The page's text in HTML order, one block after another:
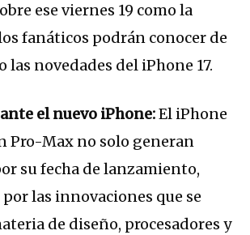
ese viernes 19 como la
fanáticos podrán conocer de
las novedades del iPhone 17.
el nuevo iPhone:El iPhone
Pro-Max no solo generan
su fecha de lanzamiento,
las innovaciones que se
de diseño, procesadores y